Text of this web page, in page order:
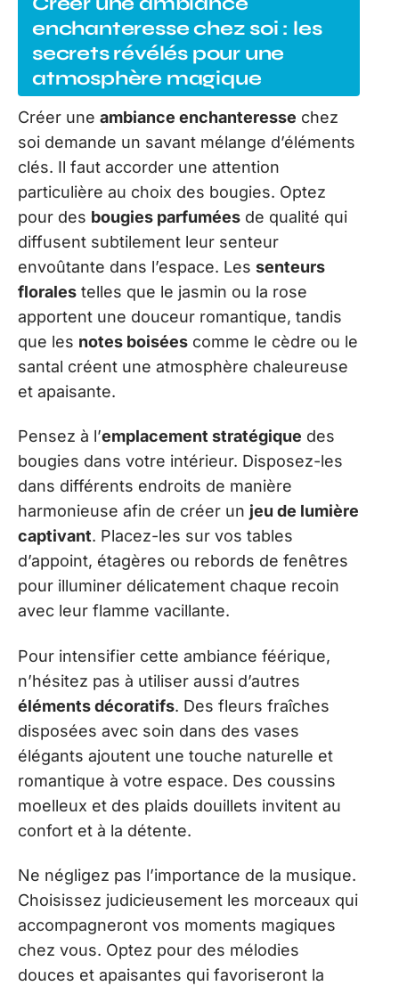
enchanteresse chez soi : les
secrets révélés pour une
atmosphère magique
Créer une ambiance enchanteresse chez
soi demande un savant mélange d’éléments
clés. Il faut accorder une attention
particulière au choix des bougies. Optez
pour des bougies parfumées de qualité qui
diffusent subtilement leur senteur
envoûtante dans l’espace. Les senteurs
florales telles que le jasmin ou la rose
apportent une douceur romantique, tandis
que les notes boisées comme le cèdre ou le
santal créent une atmosphère chaleureuse
et apaisante.
Pensez à l’emplacement stratégique des
bougies dans votre intérieur. Disposez-les
dans différents endroits de manière
harmonieuse afin de créer un jeu de lumière
captivant. Placez-les sur vos tables
d’appoint, étagères ou rebords de fenêtres
pour illuminer délicatement chaque recoin
avec leur flamme vacillante.
Pour intensifier cette ambiance féérique,
n’hésitez pas à utiliser aussi d’autres
éléments décoratifs. Des fleurs fraîches
disposées avec soin dans des vases
élégants ajoutent une touche naturelle et
romantique à votre espace. Des coussins
moelleux et des plaids douillets invitent au
confort et à la détente.
Ne négligez pas l’importance de la musique.
Choisissez judicieusement les morceaux qui
accompagneront vos moments magiques
chez vous. Optez pour des mélodies
douces et apaisantes qui favoriseront la